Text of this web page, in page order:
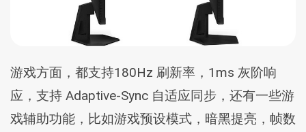
游戏方面，都支持180Hz 刷新率，1ms 灰阶响
应，支持 Adaptive-Sync 自适应同步，还有一些游
戏辅助功能，比如游戏预设模式，暗黑提亮，帧数